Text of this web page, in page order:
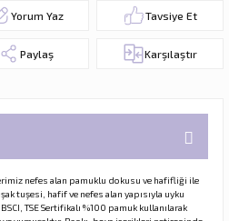
Yorum Yaz Tavsiye Et
Paylaş Karşılaştır
nefes alan pamuklu dokusu ve hafifliği ile
tuşesi, hafif ve nefes alan yapısıyla uyku
TSE Sertifikalı %100 pamuk kullanılarak